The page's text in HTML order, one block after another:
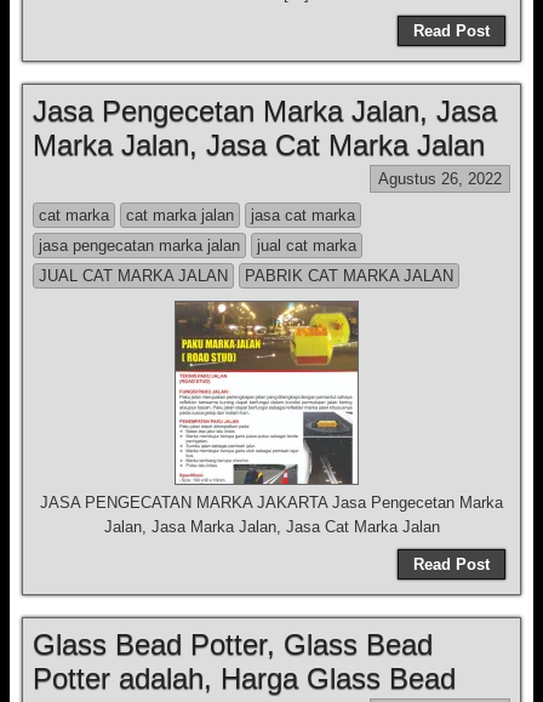
Read Post
Jasa Pengecetan Marka Jalan, Jasa
Marka Jalan, Jasa Cat Marka Jalan
Agustus 26, 2022
cat marka
cat marka jalan
jasa cat marka
jasa pengecatan marka jalan
jual cat marka
JUAL CAT MARKA JALAN
PABRIK CAT MARKA JALAN
JASA PENGECATAN MARKA JAKARTA Jasa Pengecetan Marka
Jalan, Jasa Marka Jalan, Jasa Cat Marka Jalan
Read Post
Glass Bead Potter, Glass Bead
Potter adalah, Harga Glass Bead